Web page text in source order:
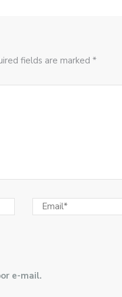
fields are marked *
e-mail.